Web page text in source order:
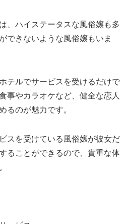
、ハイステータスな風俗嬢も多
できないような風俗嬢もいま
テルでサービスを受けるだけで
事やカラオケなど、健全な恋人
るのが魅力です。
スを受けている風俗嬢が彼女だ
ることができるので、貴重な体